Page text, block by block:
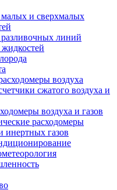
и сверхмалых
линий
воздуха
сжатого воздуха и
воздуха и газов
расходомеры
инертных газов